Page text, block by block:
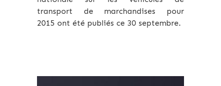
transport de marchandises pour
2015 ont été publiés ce 30 septembre.